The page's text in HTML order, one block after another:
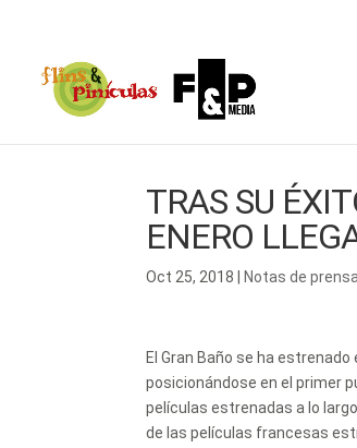
TRAS SU
ENERO
Oct 25, 2018 Notas de
El Gran Baño se ha
posicionándose en el primer
películas estrenadas a lo
de las películas francesas